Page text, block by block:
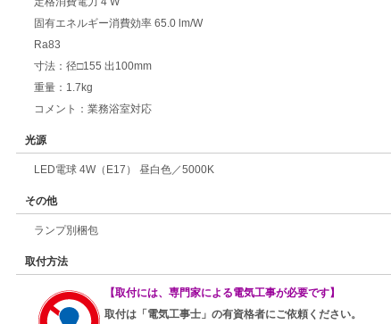
固有エネルギー消費効率 65.0 lm/W
Ra83
寸法：径□155 出100mm
重量：1.7kg
コメント：業務浴室対応
光源
LED電球 4W（E17） 昼白色／5000K
その他
ランプ別梱包
取付方法
【取付には、専門家による電気工事が必要です】
取付は「電気工事士」の有資格者にご依頼ください。